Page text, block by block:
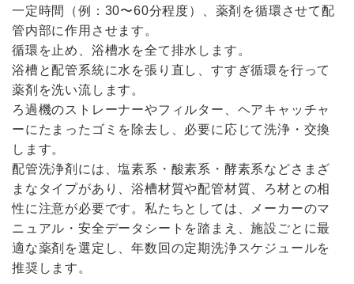
一定時間（例：30〜60分程度）、薬剤を循環させて配
管内部に作用させます。
循環を止め、浴槽水を全て排水します。
浴槽と配管系統に水を張り直し、すすぎ循環を行って
薬剤を洗い流します。
ろ過機のストレーナーやフィルター、ヘアキャッチャ
ーにたまったゴミを除去し、必要に応じて洗浄・交換
します。
配管洗浄剤には、塩素系・酸素系・酵素系などさまざ
まなタイプがあり、浴槽材質や配管材質、ろ材との相
性に注意が必要です。私たちとしては、メーカーのマ
ニュアル・安全データシートを踏まえ、施設ごとに最
適な薬剤を選定し、年数回の定期洗浄スケジュールを
推奨します。